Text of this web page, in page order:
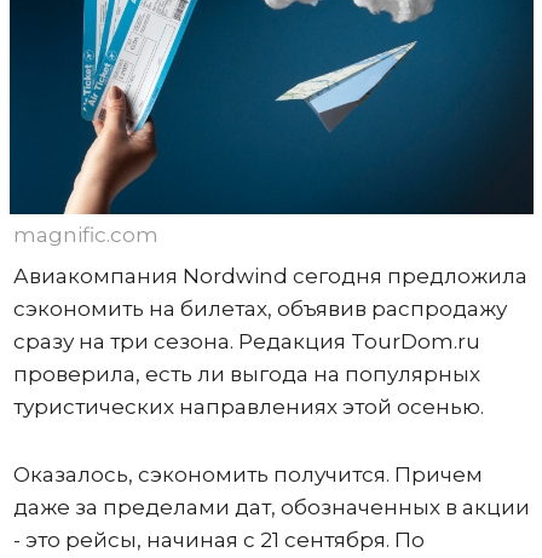
magnific.com
Авиакомпания Nordwind сегодня предложила
сэкономить на билетах, объявив распродажу
сразу на три сезона. Редакция TourDom.ru
проверила, есть ли выгода на популярных
туристических направлениях этой осенью.
Оказалось, сэкономить получится. Причем
даже за пределами дат, обозначенных в акции
- это рейсы, начиная с 21 сентября. По